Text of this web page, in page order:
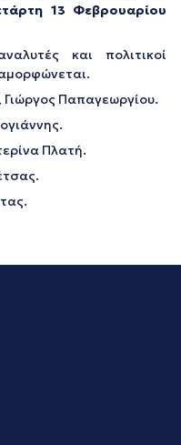
13 Φεβρουαρίου
και πολιτικοί
Παπαγεωργίου.
Πλατή.